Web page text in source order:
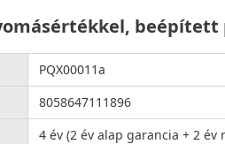
PQX00011a
8058647111896
4 év (2 év alap garancia + 2 év